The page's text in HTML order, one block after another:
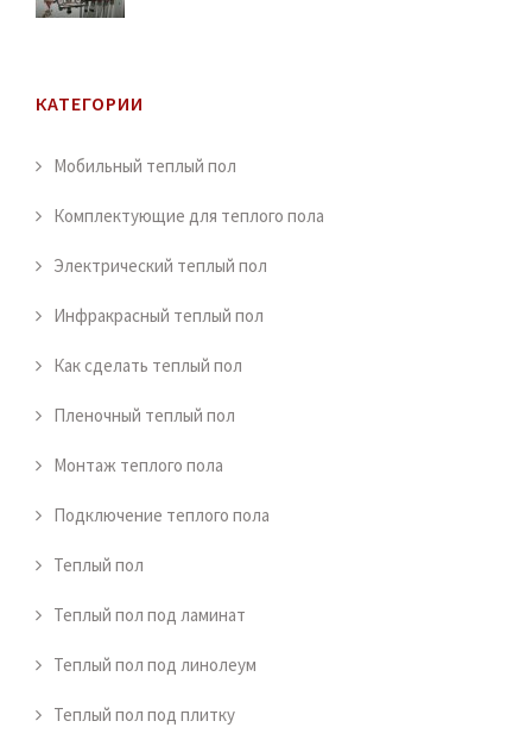
КАТЕГОРИИ
Мобильный теплый пол
Комплектующие для теплого пола
Электрический теплый пол
Инфракрасный теплый пол
Как сделать теплый пол
Пленочный теплый пол
Монтаж теплого пола
Подключение теплого пола
Теплый пол
Теплый пол под ламинат
Теплый пол под линолеум
Теплый пол под плитку